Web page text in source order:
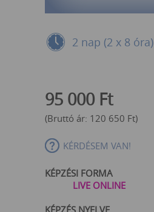
2 nap (2 x 8 óra)
95 000 Ft
(Bruttó ár: 120 650 Ft)
KÉRDÉSEM VAN!
KÉPZÉSI FORMA
LIVE ONLINE
KÉPZÉS NYELVE